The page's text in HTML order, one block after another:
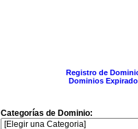
Registro de
Dominios
Categorías de Dominio: